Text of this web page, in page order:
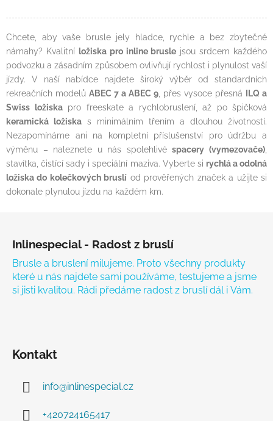
Chcete, aby vaše brusle jely hladce, rychle a bez zbytečné
námahy? Kvalitní ložiska pro inline brusle jsou srdcem každého
podvozku a zásadním způsobem ovlivňují rychlost i plynulost vaší
jízdy. V naší nabídce najdete široký výběr od standardních
rekreačních modelů ABEC 7 a ABEC 9 , přes vysoce přesná ILQ a
Swiss ložiskapro freeskate a rychlobruslení, až po špičková
keramická ložiska s minimálním třením a dlouhou životností.
Nezapomínáme ani na kompletní příslušenství pro údržbu a
výměnu – naleznete u nás spolehlivéspacery (vymezovače)
stavítka, čistící sady i speciální maziva. Vyberte si rychlá a odolná
ložiska do kolečkových bruslí od prověřených značek a užijte si
dokonale plynulou jízdu na každém km.
Inlinespecial - Radost z bruslí
Brusle a bruslení milujeme. Proto všechny produkty
které u nás najdete sami používáme, testujeme a jsme
si jisti kvalitou. Rádi předáme radost z bruslí dál i Vám.
Kontakt
info@inlinespecial.cz
+420724165417